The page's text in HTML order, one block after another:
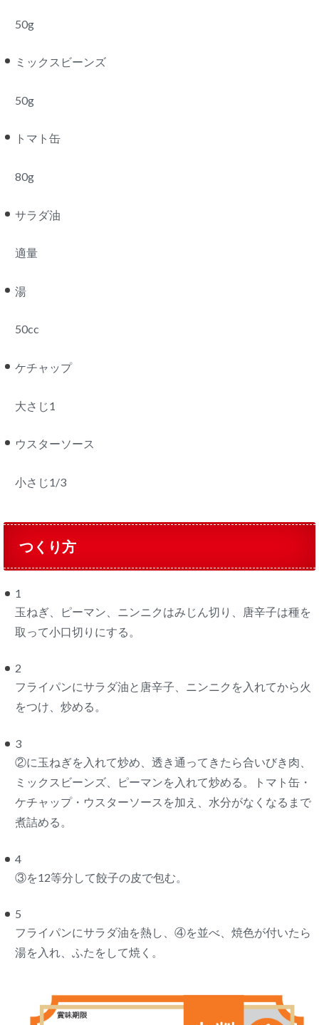
50g
ミックスビーンズ
50g
トマト缶
80g
サラダ油
適量
湯
50cc
ケチャップ
大さじ1
ウスターソース
小さじ1/3
つくり方
1
玉ねぎ、ピーマン、ニンニクはみじん切り、唐辛子は種を
取って小口切りにする。
2
フライパンにサラダ油と唐辛子、ニンニクを入れてから火
をつけ、炒める。
3
②に玉ねぎを入れて炒め、透き通ってきたら合いびき肉、
ミックスビーンズ、ピーマンを入れて炒める。トマト缶・
ケチャップ・ウスターソースを加え、水分がなくなるまで
煮詰める。
4
③を12等分して餃子の皮で包む。
5
フライパンにサラダ油を熱し、④を並べ、焼色が付いたら
湯を入れ、ふたをして焼く。